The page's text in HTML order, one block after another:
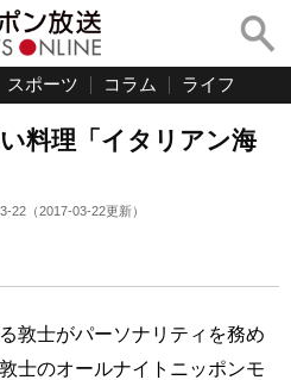
スポーツ コラム ライフ
料理「イタリアン海
22 （2017-03-22更新）
敦士がパーソナリティを務め
士のオールナイトニッポンモ